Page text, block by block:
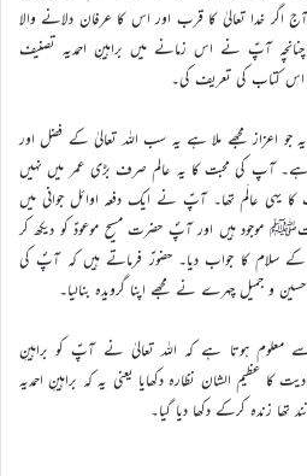
اگر خدا تعالیٰ کا قرب اور اس کا عرفان دلانے والا
آپؑ نے اس زمانے میں براہینِ احمدیہ تصنیف
کتاب کی تعریف کی۔
جو اعزاز مجھے ملا ہے یہ سب اللہ تعالیٰ کے فضل اور
آپ کی محبت کا یہ عالم صرف بڑی عمر میں نہیں
یہی عالَم تھا۔ آپؑ نے ایک دفعہ اوائل جوانی میں
موجود ہیں اور آپؐ حضرت مسیح موعودؑ کو دیکھ کر
سلام کا جواب دیا۔ حضورؑ فرماتے ہیں کہ آپؐ کی
و جمیل چہرے نے مجھے اپنا گرویدہ بنالیا۔
معلوم ہوتا ہے کہ اللہ تعالیٰ نے آپؑ کو براہینِ
کا عظیم الشان نظارہ دکھایا یعنی یہ کہ براہینِ احمدیہ
زندہ کرکے دکھا دیا گیا۔